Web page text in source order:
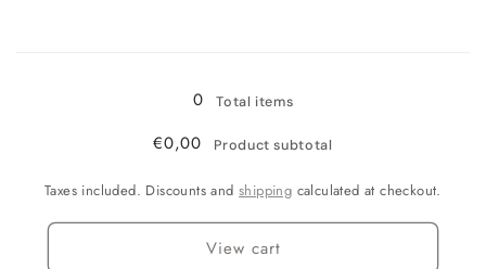
XL
55-
76cm
0 Total items
€0,00 Product subtotal
Taxes included. Discounts andshipping calculated at checkout.
View cart